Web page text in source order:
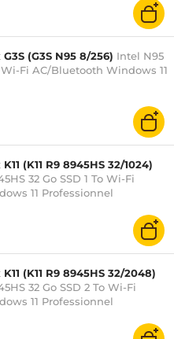
(G3S N95 8/256) Intel N95
Wi-Fi AC/Bluetooth Windows 11
(K11 R9 8945HS 32/1024)
32 Go SSD 1 To Wi-Fi
11 Professionnel
(K11 R9 8945HS 32/2048)
32 Go SSD 2 To Wi-Fi
11 Professionnel